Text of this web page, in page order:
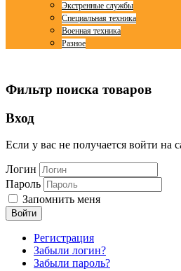
Экстренные службы
Специальная техника
Военная техника
Разное
Фильтр поиска товаров
Вход
Если у вас не получается войти на
Логин
Пароль
Запомнить меня
Войти
Регистрация
Забыли логин?
Забыли пароль?